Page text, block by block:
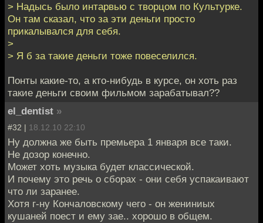
> Надысь было интарвью с творцом по Культурке.
Он там сказал, что за эти деньги просто
прикалывался для себя.
>
> Я б за такие деньги тоже повеселился.
Понты какие-то, а кто-нибудь в курсе, он хоть раз
такие деньги своим фильмом зарабатывал??
el_dentist »
#32 | 18.12.10 22:10
Ну должна же быть премьера 1 января все таки.
Не дозор конечно.
Может хоть музыка будет классической.
И почему это речь о сборах - они себя успакаивают
что ли заранее.
Хотя г-ну Кончаловскому чего - он жениниых
кушаней поест и ему зае.. хорошо в общем.